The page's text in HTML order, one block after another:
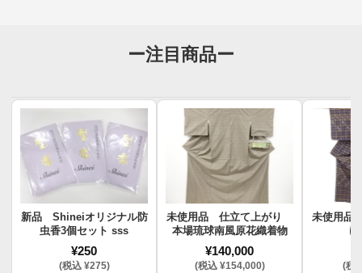
ー注目商品ー
新品 Shineiオリジナル防
虫香3個セット sss
¥250
(税込 ¥275)
未使用品 仕立て上がり
本場琉球南風原花織着物
¥140,000
(税込 ¥154,000)
未使用品
(税